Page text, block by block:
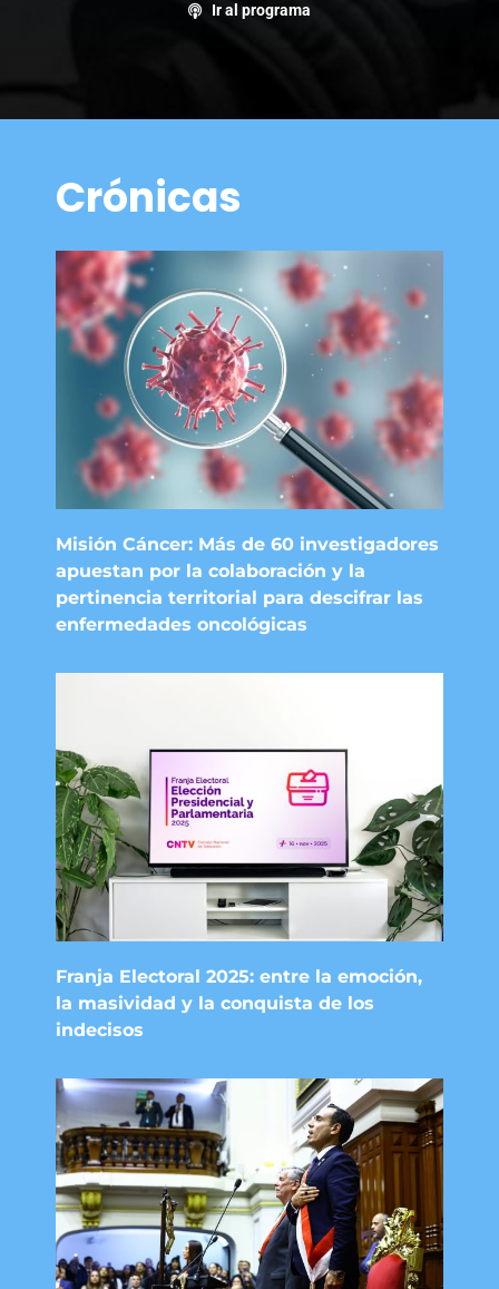
Ir al programa
Crónicas
Misión Cáncer: Más de 60 investigadores
apuestan por la colaboración y la
pertinencia territorial para descifrar las
enfermedades oncológicas
Franja Electoral 2025: entre la emoción,
la masividad y la conquista de los
indecisos